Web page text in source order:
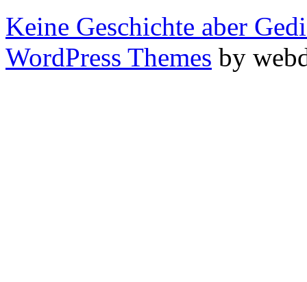
Keine Geschichte aber
WordPress Themes by